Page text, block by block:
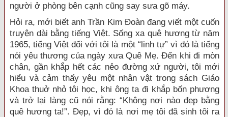
người ở phòng bên cạnh cũng say sưa gõ máy.
Hỏi ra, mới biết anh Trần Kim Đoàn đang viết một cuốn
truyện dài bằng tiếng Việt. Sống xa quê hương từ năm
1965, tiếng Việt đối với tôi là một “linh tự” vì đó là tiếng
nói yêu thương của ngày xưa Quê Mẹ. Đến khi đi mòn
chân, gần khắp hết các nẻo đường xứ người, tôi mới
hiểu và cảm thấy yêu một nhân vật trong sách Giáo
Khoa thuở nhỏ tôi học, khi ông ta đi khắp bốn phương
và trở lại làng cũ nói rằng: “Không nơi nào đẹp bằng
quê hương ta!”. Đẹp, vì đó là nơi mẹ tôi đã sinh tôi ra